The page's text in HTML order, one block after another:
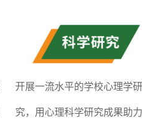
开展一流水平的学校心理学研
究，用心理科学研究成果助力